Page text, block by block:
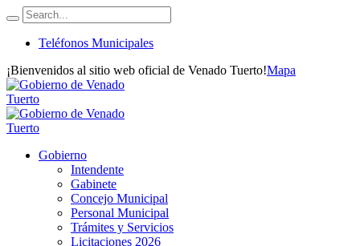
Teléfonos Municipales
¡Bienvenidos al sitio web oficial de Venado Tuerto!Mapa
Gobierno
Intendente
Gabinete
Concejo Municipal
Personal Municipal
Trámites y Servicios
Licitaciones 2026